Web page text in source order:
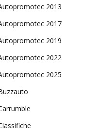
2013
2017
2019
2022
2025